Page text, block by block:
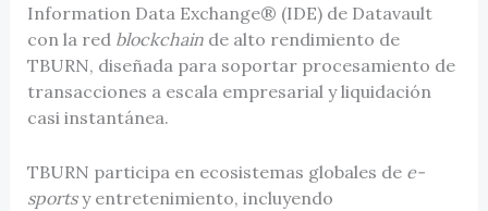
Information Data Exchange® (IDE) de Datavault
con la red blockchain de alto rendimiento de
TBURN, diseñada para soportar procesamiento de
transacciones a escala empresarial y liquidación
casi instantánea.
TBURN participa en ecosistemas globales de e-
sportsy entretenimiento, incluyendo